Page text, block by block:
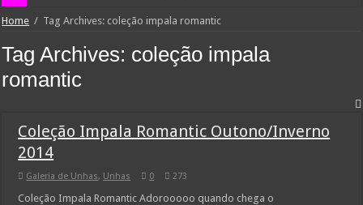
Home / Tag Archives: coleção impala romantic
Tag Archives: coleção impala
romantic
Coleção Impala Romantic Outono/Inverno
2014
Galeria de Unhas, Unhas 0 273
Coleção Impala Romantic Adorooooo quando chega o